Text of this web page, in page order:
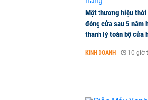
CEO Viettel
của người
CHUYỂN ĐỘNG THỊ
Chuyên gia
Một thương hiệu
đóng cửa sau 5 năm
thanh lý toàn bộ cửa
KINH DOANH - 10 giờ